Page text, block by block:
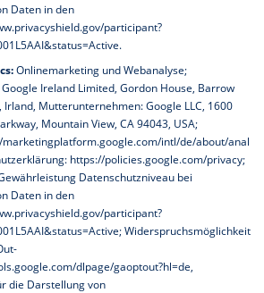
Daten in den
participant?
.
Onlinemarketing und Webanalyse;
Ireland Limited, Gordon House, Barrow
Irland, Mutterunternehmen: Google LLC, 1600
Mountain View, CA 94043, USA;
marketingplatform.google.com/intl/de/about/anal
https://policies.google.com/privacy;
Datenschutzniveau bei
Daten in den
participant?
; Widerspruchsmöglichkeit
dlpage/gaoptout?hl=de,
die Darstellung von